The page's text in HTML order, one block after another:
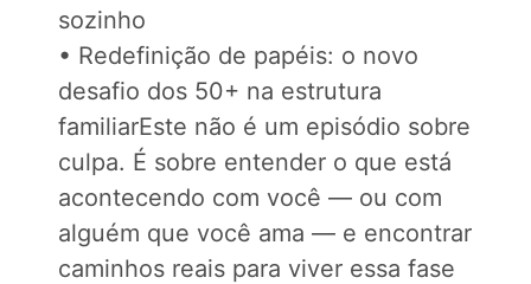
sozinho
• Redefinição de papéis: o novo
desafio dos 50+ na estrutura
familiarEste não é um episódio sobre
culpa. É sobre entender o que está
acontecendo com você — ou com
alguém que você ama — e encontrar
caminhos reais para viver essa fase